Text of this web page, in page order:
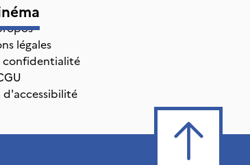
légales
confidentialité